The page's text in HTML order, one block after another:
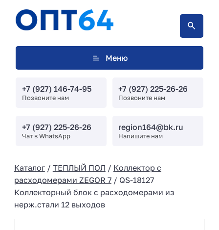
Меню
+7 (927) 146-74-95
Позвоните нам
+7 (927) 225-26-26
Позвоните нам
+7 (927) 225-26-26
Чат в WhatsApp
region164@bk.ru
Напишите нам
Каталог/ ТЕПЛЫЙ ПОЛ / Коллектор с
расходомерами ZEGOR 7/ QS-18127
Коллекторный блок с расходомерами из
нерж.стали 12 выходов